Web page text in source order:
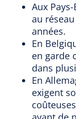
Aux
au
années.
En
en garde
dans
En
exigent